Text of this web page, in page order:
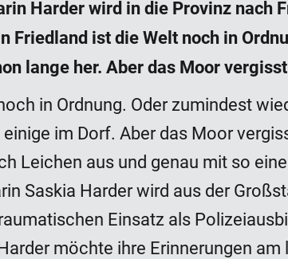
Harder wird in die Provinz nach
Friedland ist die Welt noch in
lange her. Aber das Moor
in Ordnung. Oder zumindest
im Dorf. Aber das Moor
Leichen aus und genau mit so
Saskia Harder wird aus der
Einsatz als
möchte ihre Erinnerungen